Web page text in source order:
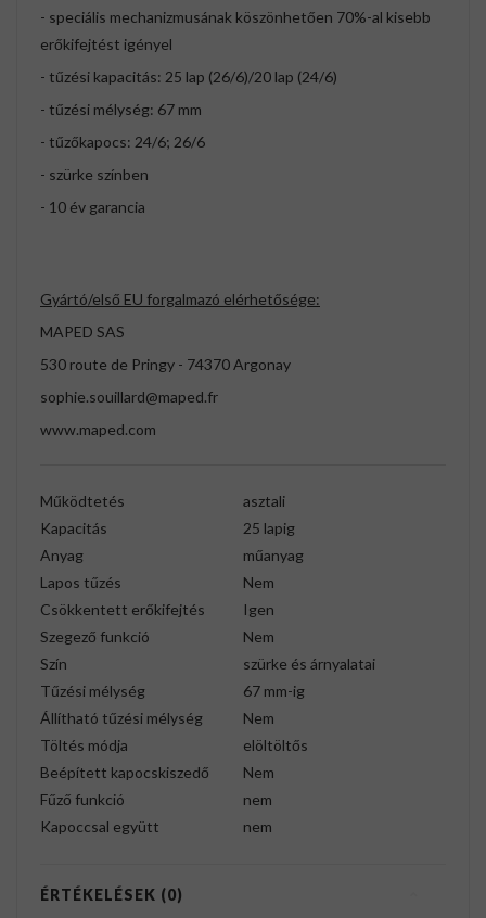
- speciális mechanizmusának köszönhetően 70%-al kisebb
erőkifejtést igényel
- tűzési kapacitás: 25 lap (26/6)/20 lap (24/6)
- tűzési mélység: 67 mm
- tűzőkapocs: 24/6; 26/6
- szürke színben
- 10 év garancia
Gyártó/első EU forgalmazó elérhetősége:
MAPED SAS
530 route de Pringy - 74370 Argonay
sophie.souillard@maped.fr
www.maped.com
Működtetés
asztali
Kapacitás
25 lapig
Anyag
műanyag
Lapos tűzés
Nem
Csökkentett erőkifejtés
Igen
Szegező funkció
Nem
Szín
szürke és árnyalatai
Tűzési mélység
67 mm-ig
Állítható tűzési mélység
Nem
Töltés módja
elöltöltős
Beépített kapocskiszedő
Nem
Fűző funkció
nem
Kapoccsal együtt
nem
ÉRTÉKELÉSEK (0)